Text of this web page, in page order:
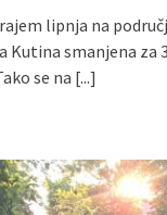
lipnja na
Kutina smanjena za
se na [...]